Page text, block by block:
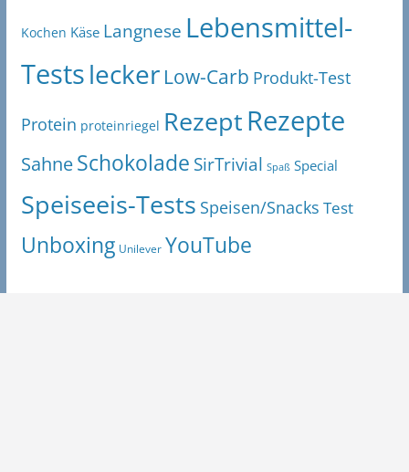
Kochen Käse Langnese Lebensmittel-
Testslecker Low-Carb Produkt-Test
Protein proteinriegel RezeptRezepte
SahneSchokolade SirTrivial Spaß Special
Speiseeis-Tests Speisen/Snacks Test
Unboxing Unilever YouTube